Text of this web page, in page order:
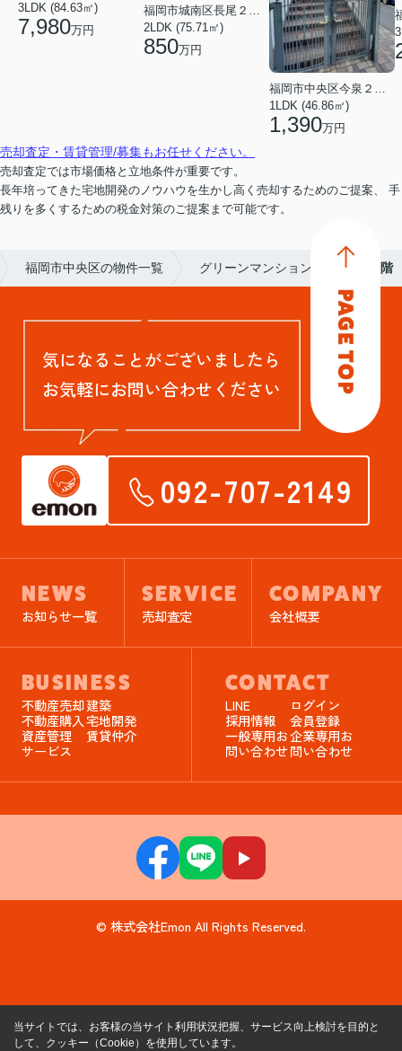
3LDK (84.63㎡)
7,980万円
2LDK (75.71㎡)
850万円
福岡市中央区今泉２丁目
1LDK (46.86㎡)
1,390万円
売却査定・賃貸管理/募集もお任せください。
売却査定では市場価格と立地条件が重要です。
長年培ってきた宅地開発のノウハウを生かし高く売却するためのご提案、 手
残りを多くするための税金対策のご提案まで可能です。
福岡市中央区の物件一覧 グリーンマンション今泉 3階
気になることがございましたら
お気軽にお問い合わせください
092-707-2149
NEWS
お知らせ一覧
SERVICE
売却査定
COMPANY
会社概要
BUSINESS
不動産売却建築
不動産購入宅地開発
資産管理
サービス
賃貸仲介
CONTACT
LINE
ログイン
採用情報
会員登録
一般専用お
問い合わせ
企業専用お
問い合わせ
© 株式会社Emon All Rights Reserved.
当サイトでは、お客様の当サイト利用状況把握、サービス向上検討を目的と
して、クッキー（Cookie）を使用しています。